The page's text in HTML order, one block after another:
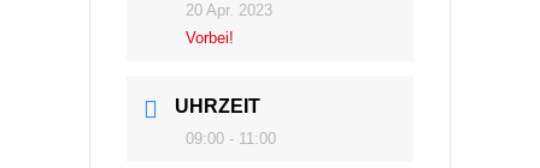
20 Apr. 2023
Vorbei!
UHRZEIT
09:00 - 11:00